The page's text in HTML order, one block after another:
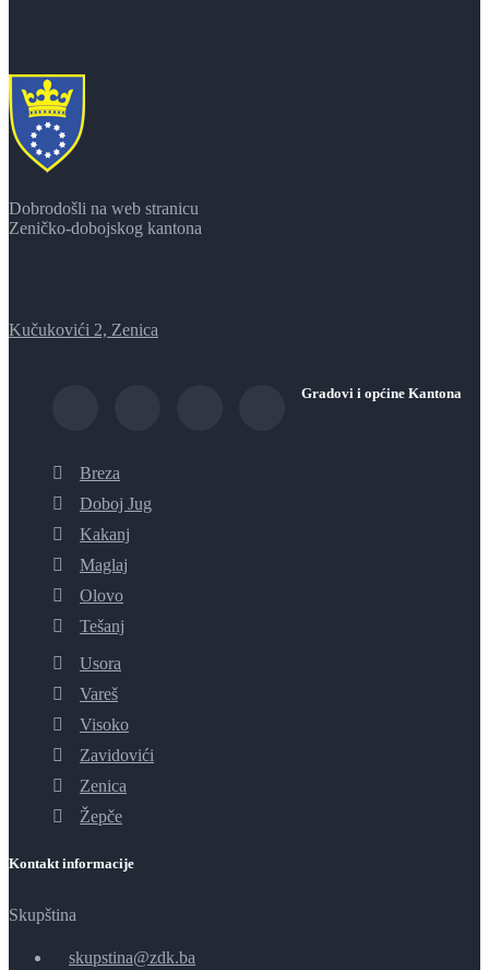
Dobrodošli na web stranicu
Zeničko-dobojskog kantona
Kučukovići 2, Zenica
Gradovi i općine Kantona
Breza
Doboj Jug
Kakanj
Maglaj
Olovo
Tešanj
Usora
Vareš
Visoko
Zavidovići
Zenica
Žepče
Kontakt informacije
Skupština
skupstina@zdk.ba